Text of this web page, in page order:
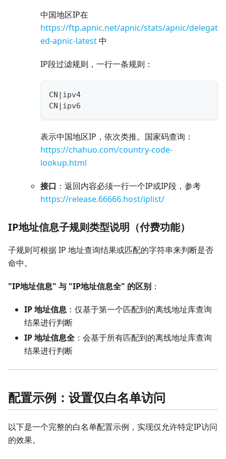
中国地区IP在
https://ftp.apnic.net/apnic/stats/apnic/delegat
ed-apnic-latest中
IP段过滤规则，一行一条规则：
CN|ipv4
CN|ipv6
表示中国地区IP，依次类推。国家码查询：
https://chahuo.com/country-code-
lookup.html
接口 ：返回内容必须一行一个IP或IP段，参考
https://release.66666.host/iplist/
IP地址信息子规则类型说明（付费功能）
子规则可根据 IP 地址查询结果或匹配的字符串来判断是否
命中。
"IP地址信息" 与 "IP地址信息全" 的区别 ：
IP 地址信息 ：仅基于第一个匹配到的离线地址库查询
结果进行判断
IP 地址信息全 ：会基于所有匹配到的离线地址库查询
结果进行判断
配置示例：设置仅白名单访问
以下是一个完整的白名单配置示例，实现仅允许特定IP访问
的效果。